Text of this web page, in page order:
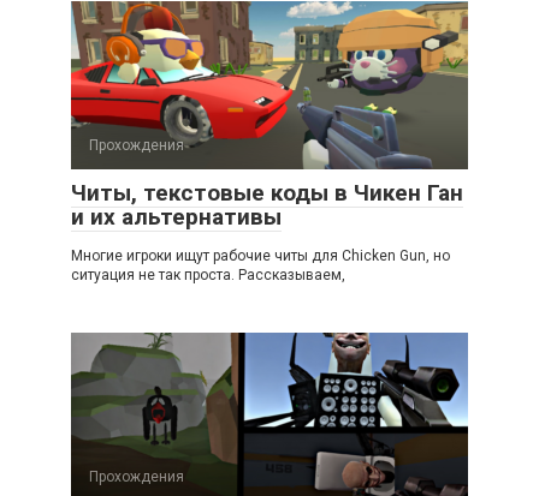
Прохождения
Читы, текстовые коды в Чикен Ган
и их альтернативы
Многие игроки ищут рабочие читы для Chicken Gun, но
ситуация не так проста. Рассказываем,
Прохождения